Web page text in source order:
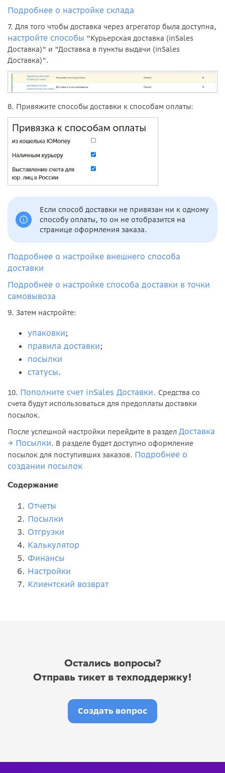
Подробнее о настройке склада
7. Для того чтобы доставка через агрегатор была доступна,
настройте способы "Курьерская доставка (inSales
Доставка)" и "Доставка в пункты выдачи (inSales
Доставка)".
8. Привяжите способы доставки к способам оплаты:
Если способ доставки не привязан ни к одному
способу оплаты, то он не отобразится на
странице оформления заказа.
Подробнее о настройке внешнего способа
доставки
Подробнее о настройке способа доставки в точки
самовывоза
9. Затем настройте:
упаковки;
правила доставки;
посылки
статусы.
10. Пополните счет inSales Доставки. Средства со
счета будут использоваться для предоплаты доставки
посылок.
После успешной настройки перейдите в раздел Доставка
→ Посылки. В разделе будет доступно оформление
посылок для поступивших заказов. Подробнее о
создании посылок
Содержание
Отчеты
Посылки
Отгрузки
Калькулятор
Финансы
Настройки
Клиентский возврат
Остались вопросы?
Отправь тикет в техподдержку!
Создать вопрос